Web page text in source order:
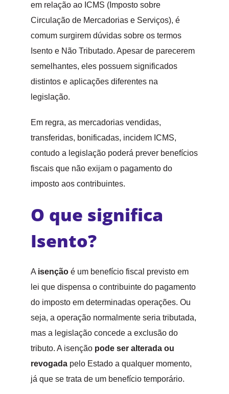
em relação ao ICMS (Imposto sobre
Circulação de Mercadorias e Serviços), é
comum surgirem dúvidas sobre os termos
Isento e Não Tributado. Apesar de parecerem
semelhantes, eles possuem significados
distintos e aplicações diferentes na
legislação.
Em regra, as mercadorias vendidas,
transferidas, bonificadas, incidem ICMS,
contudo a legislação poderá prever benefícios
fiscais que não exijam o pagamento do
imposto aos contribuintes.
O que significa
Isento?
A isenção é um benefício fiscal previsto em
lei que dispensa o contribuinte do pagamento
do imposto em determinadas operações. Ou
seja, a operação normalmente seria tributada,
mas a legislação concede a exclusão do
tributo. A isenção pode ser alterada ou
revogada pelo Estado a qualquer momento,
já que se trata de um benefício temporário.